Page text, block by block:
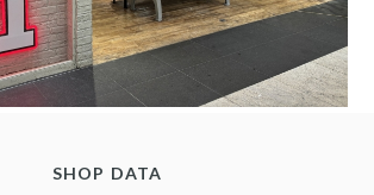
SHOP DATA